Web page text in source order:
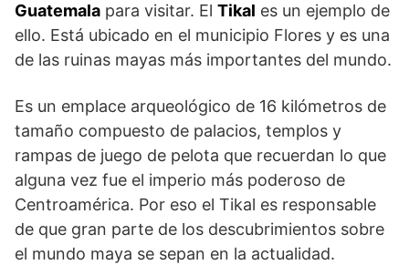
Guatemala para visitar. El Tikal es un ejemplo de
ello. Está ubicado en el municipio Flores y es una
de las ruinas mayas más importantes del mundo.
Es un emplace arqueológico de 16 kilómetros de
tamaño compuesto de palacios, templos y
rampas de juego de pelota que recuerdan lo que
alguna vez fue el imperio más poderoso de
Centroamérica. Por eso el Tikal es responsable
de que gran parte de los descubrimientos sobre
el mundo maya se sepan en la actualidad.